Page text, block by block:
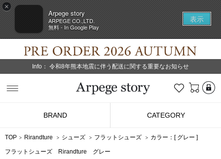
×
Arpege story
ARPEGE CO.,LTD.
無料 - In Google Play
表示
Info： 令和8年熊本地震に伴う配送に関する重要なお知らせ
お気に入り
BRAND CATEGORY
TOP Rirandture シューズ フラットシューズ カラー：[ グレー ]
フラットシューズ Rirandture グレー